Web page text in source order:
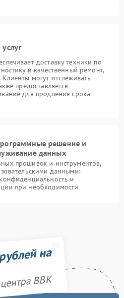
доставку техники по
и качественный ремонт,
могут отслеживать
предоставляется
для продления срока
решение и
данных
прошивок и инструментов,
данными:
и
при необходимости
на
BBK